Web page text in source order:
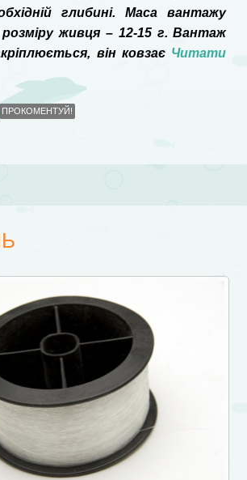
глибині. Маса вантажу
живця – 12-15 г. Вантаж
він ковзає Читати
ПРОКОМЕНТУЙ!